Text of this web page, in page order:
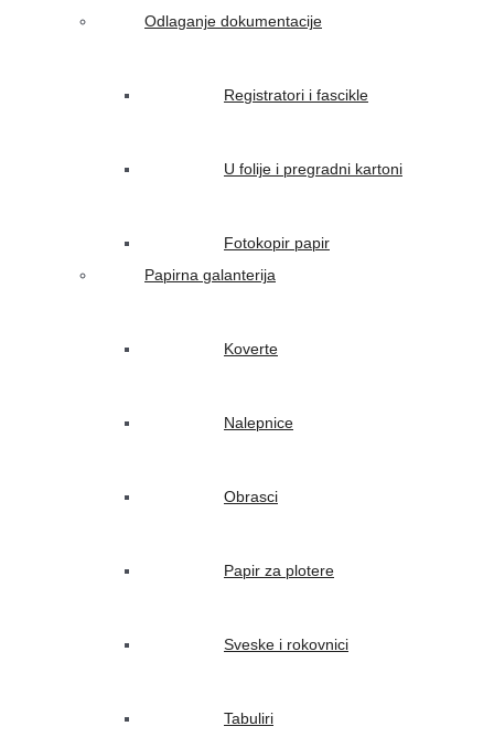
Odlaganje dokumentacije
Registratori i fascikle
U folije i pregradni kartoni
Fotokopir papir
Papirna galanterija
Koverte
Nalepnice
Obrasci
Papir za plotere
Sveske i rokovnici
Tabuliri